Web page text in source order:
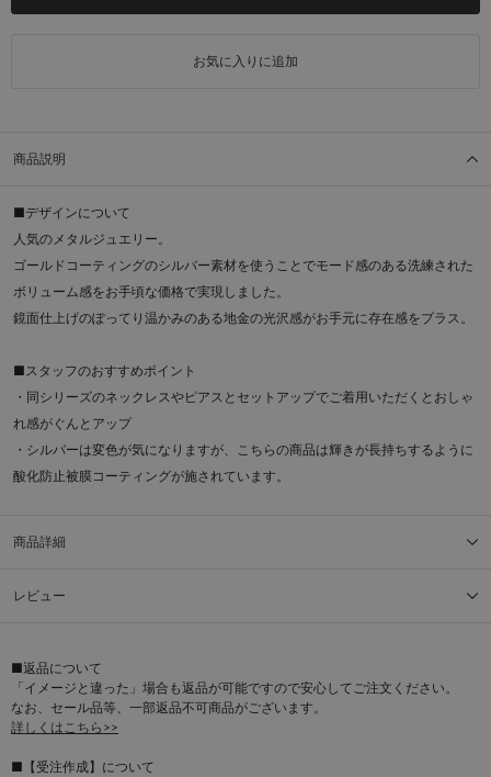
お気に入りに追加
商品説明
■デザインについて
人気のメタルジュエリー。
ゴールドコーティングのシルバー素材を使うことでモード感のある洗練された
ボリューム感をお手頃な価格で実現しました。
鏡面仕上げのぽってり温かみのある地金の光沢感がお手元に存在感をプラス。
■スタッフのおすすめポイント
・同シリーズのネックレスやピアスとセットアップでご着用いただくとおしゃ
れ感がぐんとアップ
・シルバーは変色が気になりますが、こちらの商品は輝きが長持ちするように
酸化防止被膜コーティングが施されています。
商品詳細
レビュー
■返品について
「イメージと違った」場合も返品が可能ですので安心してご注文ください。
なお、セール品等、一部返品不可商品がございます。
詳しくはこちら>>
■【受注作成】について